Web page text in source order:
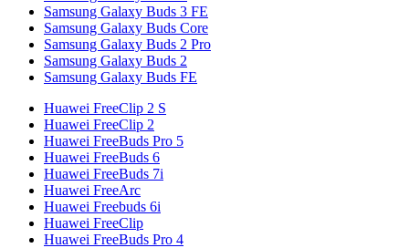
Samsung Galaxy Buds 3 FE
Samsung Galaxy Buds Core
Samsung Galaxy Buds 2 Pro
Samsung Galaxy Buds 2
Samsung Galaxy Buds FE
Huawei FreeClip 2 S
Huawei FreeClip 2
Huawei FreeBuds Pro 5
Huawei FreeBuds 6
Huawei FreeBuds 7i
Huawei FreeArc
Huawei Freebuds 6i
Huawei FreeClip
Huawei FreeBuds Pro 4